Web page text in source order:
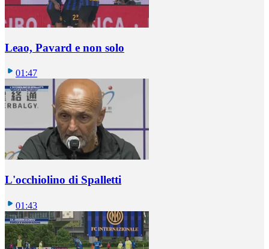
Leao, Pavard e non solo
01:47
L'occhiolino di Spalletti
01:43